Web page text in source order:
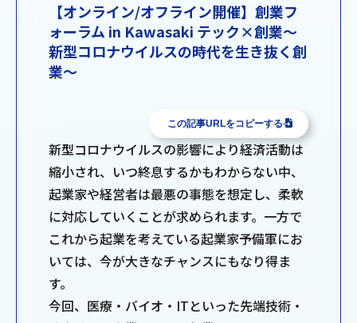
【オンライン/オフライン開催】創業フ
ォーラム in Kawasaki テック×創業～
新型コロナウイルスの時代を生き抜く創
業～
この記事URLをコピーする
新型コロナウイルスの影響により経済活動は
縮小され、いつ終息するかもわからない中、
起業家や経営者は最悪の事態を想定し、柔軟
に対応していくことが求められます。一方で
これから起業を考えている起業家予備軍にお
いては、今が大きなチャンスにもなり得ま
す。
今回、医療・バイオ・ITといった先端技術・